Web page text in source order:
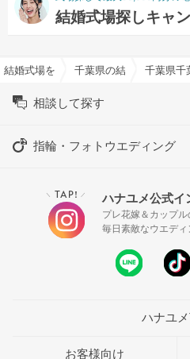
結婚式場探しキャ
結婚式場を探すならハナユメ
千葉県の結婚式場一覧
千葉県千
相談して探す
指輪・フォトウエディング
＼ TAP! ／ ハナユメ公式イ
プレ花嫁＆カップ
毎日素敵なウエデ
ハナユ
お客様向け